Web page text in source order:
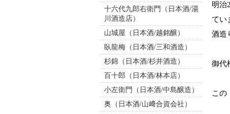
十六代九郎右衛門（日本酒/湯
川酒造店）
山城屋（日本酒/越銘醸）
臥龍梅（日本酒/三和酒造）
杉錦（日本酒/杉井酒造）
百十郎（日本酒/林本店）
小左衛門（日本酒/中島醸造）
奥（日本酒/山﨑合資会社）
明治
てい
酒造
御代
この